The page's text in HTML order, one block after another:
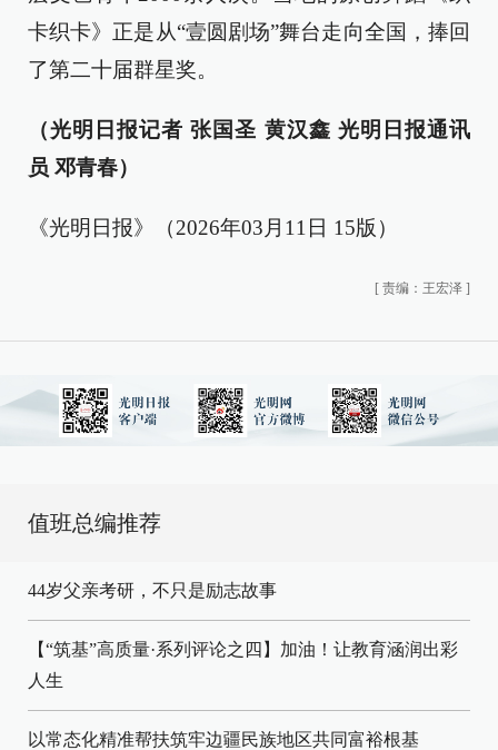
卡织卡》正是从“壹圆剧场”舞台走向全国，捧回
了第二十届群星奖。
（光明日报记者 张国圣 黄汉鑫 光明日报通讯
员 邓青春）
《光明日报》（2026年03月11日 15版）
[ 责编：王宏泽 ]
值班总编推荐
44岁父亲考研，不只是励志故事
【“筑基”高质量·系列评论之四】加油！让教育涵润出彩
人生
以常态化精准帮扶筑牢边疆民族地区共同富裕根基